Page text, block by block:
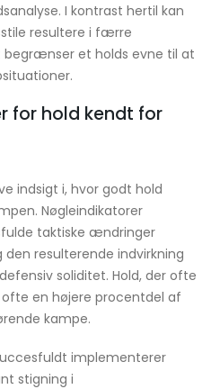
I kontrast hertil kan
resultere i færre
et holds evne til at
for hold kendt for
indsigt i, hvor godt hold
Nøgleindikatorer
taktiske ændringer
resulterende indvirkning
soliditet. Hold, der ofte
en højere procentdel af
kampe.
implementerer
stigning i